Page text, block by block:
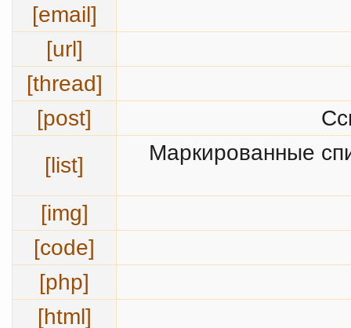
[email]
[url]
[thread]
[post]
[list]
Маркированные
[img]
[code]
[php]
[html]